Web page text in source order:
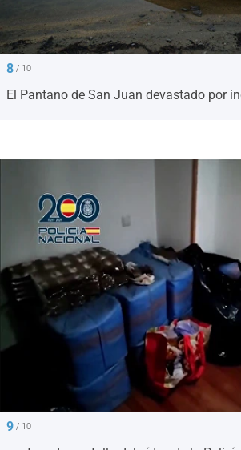
8 / 10
El Pantano de San Juan devastado por
9 / 10